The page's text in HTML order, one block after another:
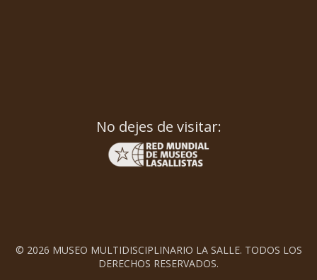
No dejes de visitar:
© 2026 MUSEO MULTIDISCIPLINARIO LA SALLE. TODOS LOS
DERECHOS RESERVADOS.